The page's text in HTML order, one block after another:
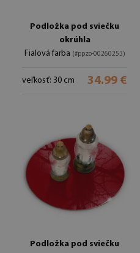
Podložka pod sviečku
okrúhla
Fialová farba (#ppzo-00260253)
veľkosť: 30 cm 34.99 €
Podložka pod sviečku